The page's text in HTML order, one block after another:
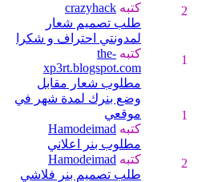
2
1
1
2
كتبه crazyhack
طلب تصميم شعار
لمدونتي احتراف و شكرا
كتبه the-
xp3rt.blogspot.com
مطلوب شعار مقابل
وضع بنرك لمدة شهر في
موقعي
كتبه Hamodeimad
مطلوب بنر اعلاني
كتبه Hamodeimad
طلب تصميم بنر فلاشي